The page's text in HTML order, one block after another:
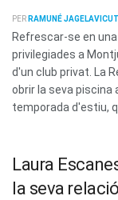
PER RAMUNÉ
Refrescar-se en
privilegiades a
d'un club privat. La
obrir la seva piscina
temporada d'estiu,
Laura
la seva relació